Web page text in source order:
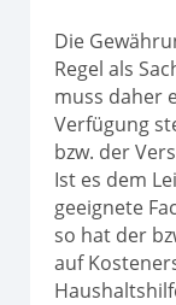
Die
Regel als
muss daher
Verfügung
bzw. der
Ist es dem
geeignete
so hat der
auf